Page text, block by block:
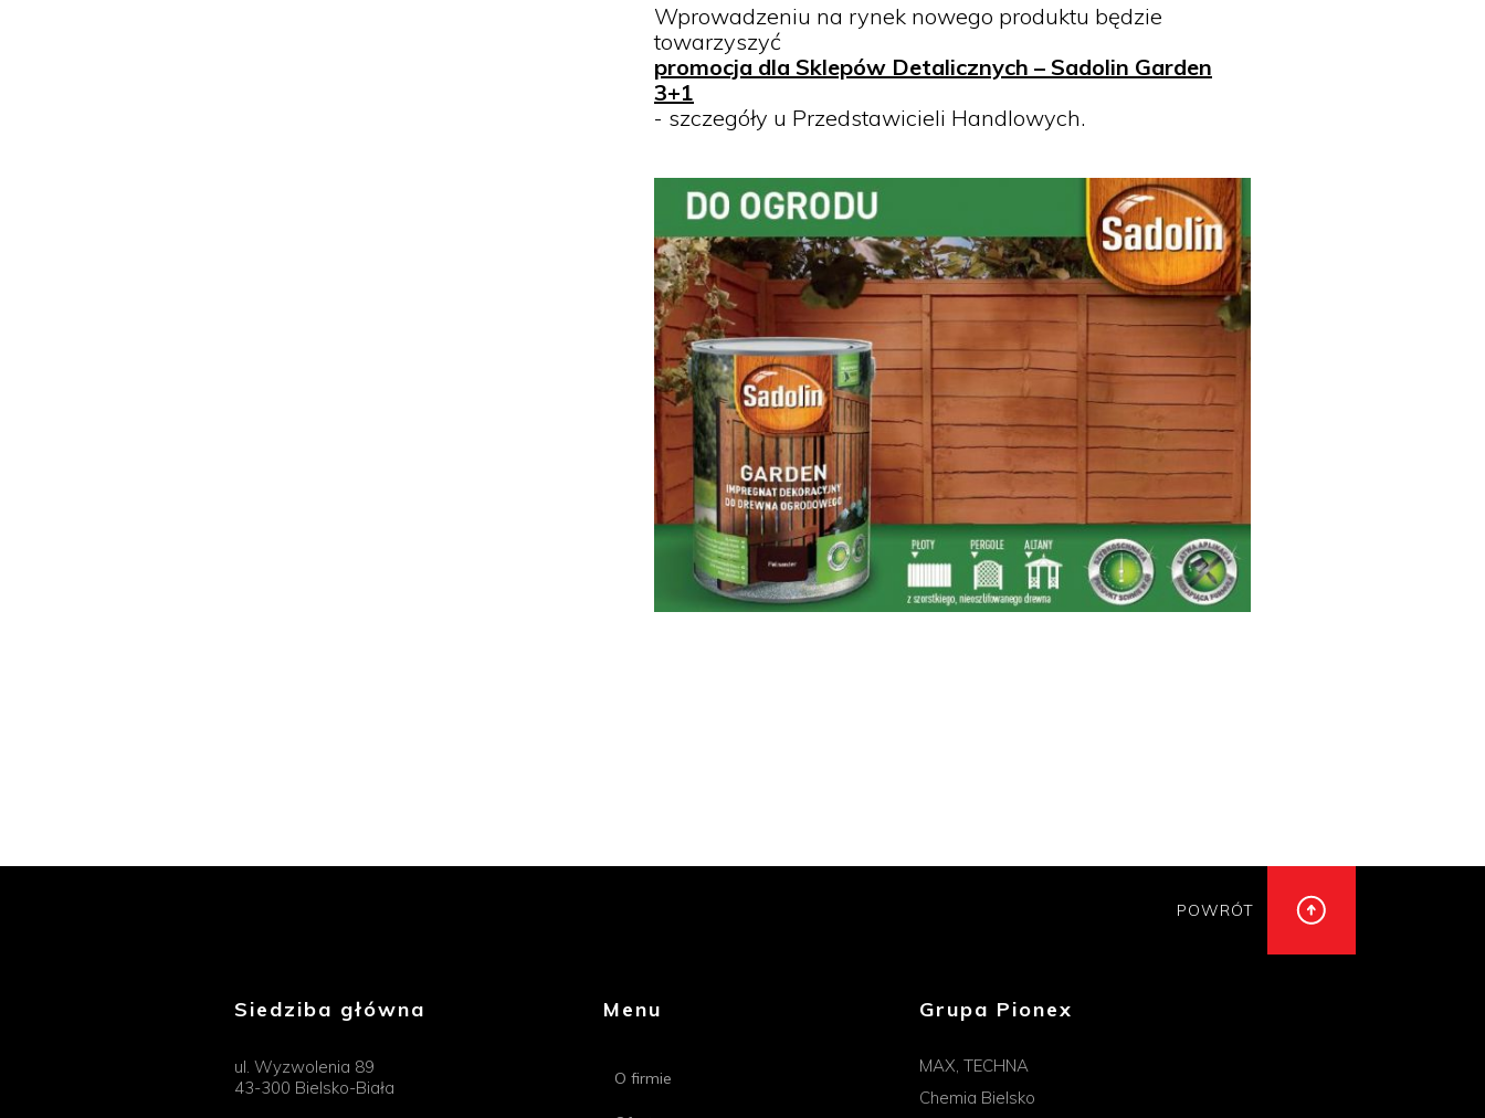
Wprowadzeniu na rynek nowego produktu będzie
towarzyszyć
promocja dla Sklepów Detalicznych – Sadolin Garden
3+1
- szczegóły u Przedstawicieli Handlowych.
POWRÓT
Siedziba główna
ul. Wyzwolenia 89
43-300 Bielsko-Biała
Menu
O firmie
Grupa Pionex
MAX, TECHNA
Chemia Bielsko